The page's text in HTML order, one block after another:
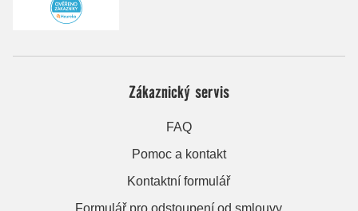
Zákaznický servis
FAQ
Pomoc a kontakt
Kontaktní formulář
Formulář pro odstoupení od smlouvy